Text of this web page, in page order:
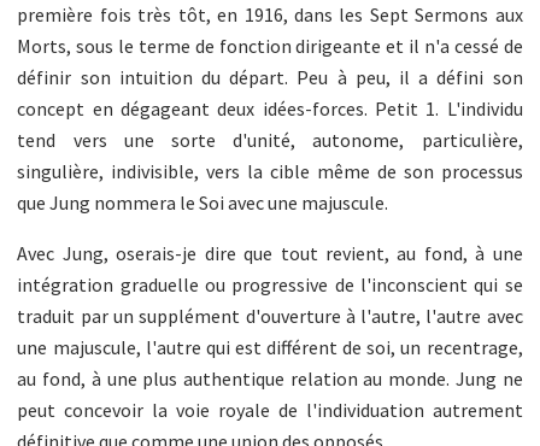
première fois très tôt, en 1916, dans les Sept Sermons aux
Morts, sous le terme de fonction dirigeante et il n'a cessé de
définir son intuition du départ. Peu à peu, il a défini son
concept en dégageant deux idées-forces. Petit 1. L'individu
tend vers une sorte d'unité, autonome, particulière,
singulière, indivisible, vers la cible même de son processus
que Jung nommera le Soi avec une majuscule.
Avec Jung, oserais-je dire que tout revient, au fond, à une
intégration graduelle ou progressive de l'inconscient qui se
traduit par un supplément d'ouverture à l'autre, l'autre avec
une majuscule, l'autre qui est différent de soi, un recentrage,
au fond, à une plus authentique relation au monde. Jung ne
peut concevoir la voie royale de l'individuation autrement
définitive que comme une union des opposés.